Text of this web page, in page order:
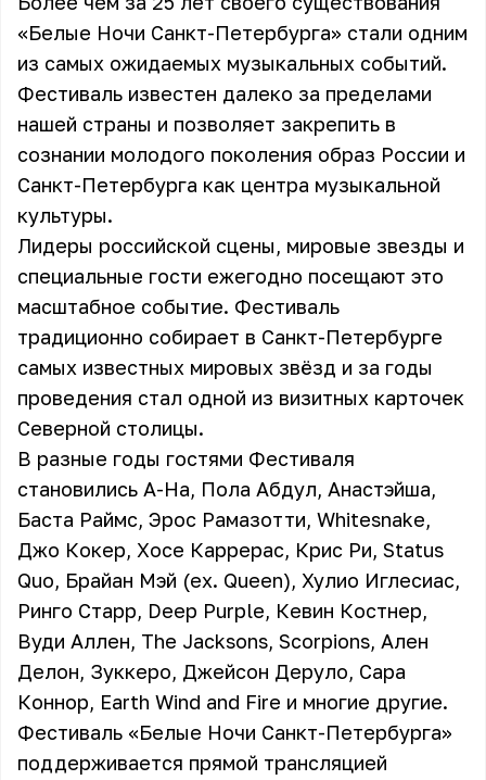
«Белые Ночи Санкт-Петербурга» стали одним
из самых ожидаемых музыкальных событий.
Фестиваль известен далеко за пределами
нашей страны и позволяет закрепить в
сознании молодого поколения образ России и
Санкт-Петербурга как центра музыкальной
культуры.
Лидеры российской сцены, мировые звезды и
специальные гости ежегодно посещают это
масштабное событие. Фестиваль
традиционно собирает в Санкт-Петербурге
самых известных мировых звёзд и за годы
проведения стал одной из визитных карточек
Северной столицы.
В разные годы гостями Фестиваля
становились A-Ha, Пола Абдул, Анастэйша,
Баста Раймс, Эрос Рамазотти, Whitesnake,
Джо Кокер, Хосе Каррерас, Крис Ри, Status
Quo, Брайан Мэй (ex. Queen), Хулио Иглесиас,
Ринго Старр, Deep Purple, Кевин Костнер,
Вуди Аллен, The Jacksons, Scorpions, Ален
Делон, Зуккеро, Джейсон Деруло, Сара
Коннор, Earth Wind and Fire и многие другие.
Фестиваль «Белые Ночи Санкт-Петербурга»
поддерживается прямой трансляцией